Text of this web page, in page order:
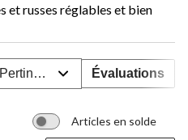
et russes réglables et bien
Pertinence Évaluations
Articles en solde